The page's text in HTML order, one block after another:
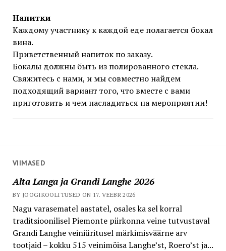
VIIMASED
Alta Langa ja Grandi Langhe 2026
BY JOOGIKOOLITUSED ON 17. VEEBR 2026
Nagu varasematel aastatel, osales ka sel korral
traditsioonilisel Piemonte piirkonna veine tutvustaval
Grandi Langhe veiniüritusel märkimisväärne arv
tootjaid – kokku 515 veinimõisa Langhe’st, Roero’st ja...
Напитки
Каждому участнику к каждой еде полагается бокал
вина.
Приветственный напиток по заказу.
Бокалы должны быть из полированного стекла.
Свяжитесь с нами, и мы совместно найдем
подходящий вариант того, что вместе с вами
приготовить и чем насладиться на мероприятии!